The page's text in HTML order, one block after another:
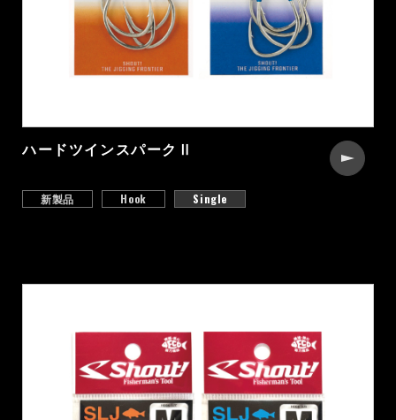
ハードツインスパークⅡ
新製品 Hook Single